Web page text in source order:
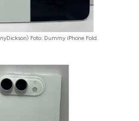
Foto: Dummy iPhone Fold.